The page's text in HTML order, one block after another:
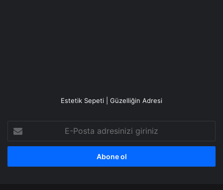
Estetik Sepeti | Güzelliğin Adresi
Posta
adresinizi